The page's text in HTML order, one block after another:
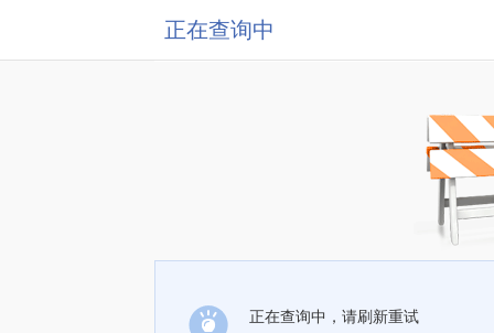
正在查询中
正在查询中，请刷新重试